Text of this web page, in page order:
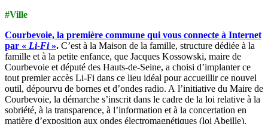
#Ville
Courbevoie, la première commune qui vous connecte à Internet
par « Li-Fi». C’est à la Maison de la famille, structure dédiée à la
famille et à la petite enfance, que Jacques Kossowski, maire de
Courbevoie et député des Hauts-de-Seine, a choisi d’implanter ce
tout premier accès Li-Fi dans ce lieu idéal pour accueillir ce nouvel
outil, dépourvu de bornes et d’ondes radio. A l’initiative du Maire de
Courbevoie, la démarche s’inscrit dans le cadre de la loi relative à la
sobriété, à la transparence, à l’information et à la concertation en
matière d’exposition aux ondes électromagnétiques (loi Abeille).